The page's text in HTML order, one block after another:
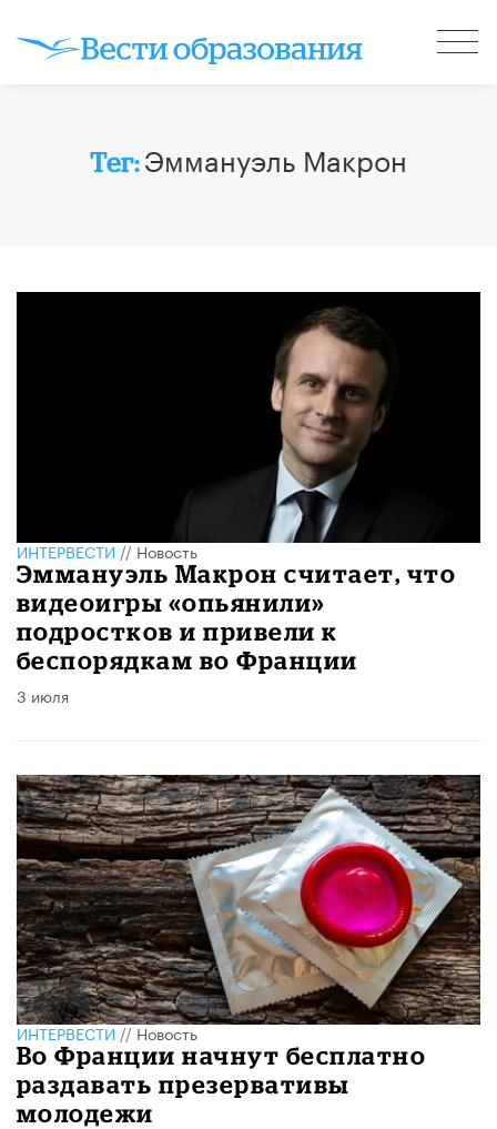
Тег:Эммануэль Макрон
ИНТЕРВЕСТИ//Новость
Эммануэль Макрон считает, что
видеоигры «опьянили»
подростков и привели к
беспорядкам во Франции
3 июля
ИНТЕРВЕСТИ//Новость
Во Франции начнут бесплатно
раздавать презервативы
молодежи